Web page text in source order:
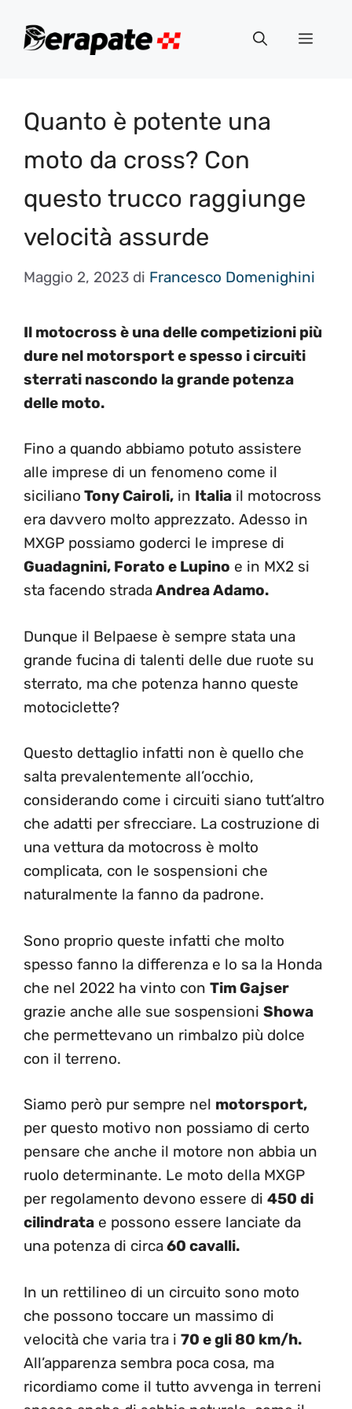
Menu
Quanto è potente una
moto da cross? Con
questo trucco raggiunge
velocità assurde
Maggio 2, 2023 di Francesco Domenighini
Il motocross è una delle competizioni più
dure nel motorsport e spesso i circuiti
sterrati nascondo la grande potenza
delle moto.
Fino a quando abbiamo potuto assistere
alle imprese di un fenomeno come il
siciliano Tony Cairoli, in Italia il motocross
era davvero molto apprezzato. Adesso in
MXGP possiamo goderci le imprese di
Guadagnini, Forato e Lupino e in MX2 si
sta facendo stradaAndrea Adamo.
Dunque il Belpaese è sempre stata una
grande fucina di talenti delle due ruote su
sterrato, ma che potenza hanno queste
motociclette?
Questo dettaglio infatti non è quello che
salta prevalentemente all’occhio,
considerando come i circuiti siano tutt’altro
che adatti per sfrecciare. La costruzione di
una vettura da motocross è molto
complicata, con le sospensioni che
naturalmente la fanno da padrone.
Sono proprio queste infatti che molto
spesso fanno la differenza e lo sa la Honda
che nel 2022 ha vinto con Tim Gajser
grazie anche alle sue sospensioni Showa
che permettevano un rimbalzo più dolce
con il terreno.
Siamo però pur sempre nel motorsport,
per questo motivo non possiamo di certo
pensare che anche il motore non abbia un
ruolo determinante. Le moto della MXGP
per regolamento devono essere di 450 di
cilindrata e possono essere lanciate da
una potenza di circa60 cavalli.
In un rettilineo di un circuito sono moto
che possono toccare un massimo di
velocità che varia tra i 70 e gli 80 km/h.
All’apparenza sembra poca cosa, ma
ricordiamo come il tutto avvenga in terreni